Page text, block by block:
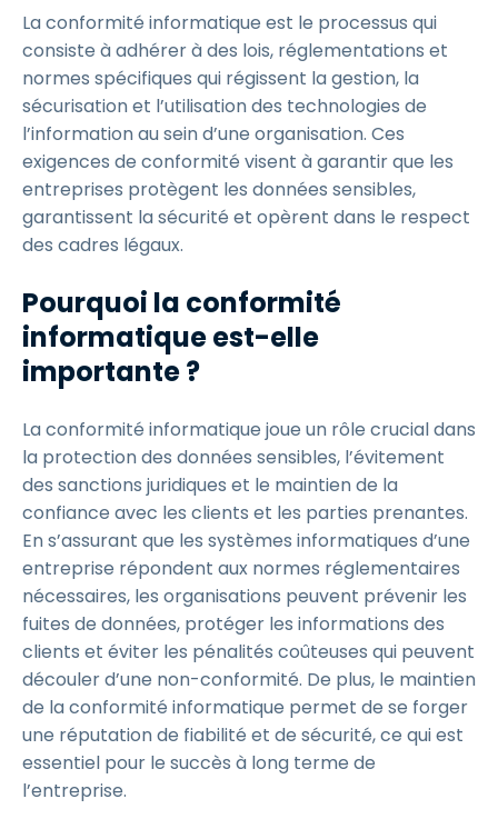
La conformité informatique est le processus qui
consiste à adhérer à des lois, réglementations et
normes spécifiques qui régissent la gestion, la
sécurisation et l’utilisation des technologies de
l’information au sein d’une organisation. Ces
exigences de conformité visent à garantir que les
entreprises protègent les données sensibles,
garantissent la sécurité et opèrent dans le respect
des cadres légaux.
Pourquoi la conformité
informatique est-elle
importante ?
La conformité informatique joue un rôle crucial dans
la protection des données sensibles, l’évitement
des sanctions juridiques et le maintien de la
confiance avec les clients et les parties prenantes.
En s’assurant que les systèmes informatiques d’une
entreprise répondent aux normes réglementaires
nécessaires, les organisations peuvent prévenir les
fuites de données, protéger les informations des
clients et éviter les pénalités coûteuses qui peuvent
découler d’une non-conformité. De plus, le maintien
de la conformité informatique permet de se forger
une réputation de fiabilité et de sécurité, ce qui est
essentiel pour le succès à long terme de
l’entreprise.